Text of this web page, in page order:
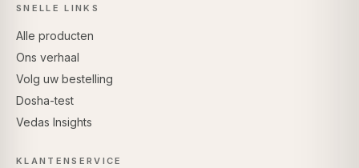
SNELLE LINKS
Alle producten
Ons verhaal
Volg uw bestelling
Dosha-test
Vedas Insights
KLANTENSERVICE